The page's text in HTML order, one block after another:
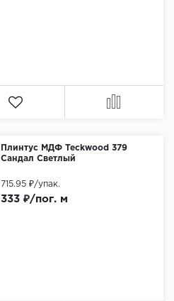
Плинтус МДФ Teckwood 379
Сандал Светлый
333 ₽/пог. м
715.95 ₽/упак.